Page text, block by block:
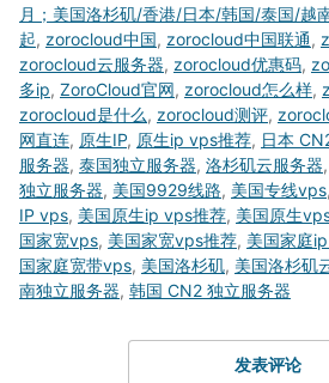
月；美国洛杉矶/香港/日本/韩国/泰国/越
起, zorocloud中国, zorocloud中国联通,
zorocloud云服务器, zorocloud优惠码,
多ip, ZoroCloud官网, zorocloud怎么样,
zorocloud是什么, zorocloud测评,
网直连, 原生IP, 原生ip vps推荐, 日本
服务器, 泰国独立服务器, 洛杉矶云服务器,
独立服务器, 美国9929线路, 美国专线vps,
IP vps, 美国原生ip vps推荐, 美国原生
国家宽vps, 美国家宽vps推荐, 美国家庭
国家庭宽带vps, 美国洛杉矶, 美国洛杉矶
南独立服务器, 韩国 CN2 独立服务器
发表评论